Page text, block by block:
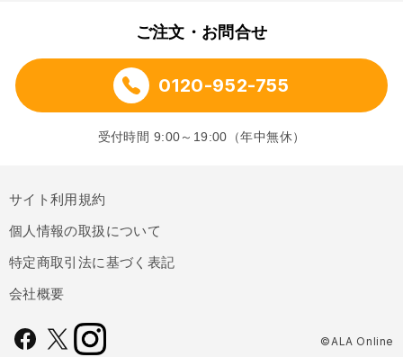
ご注文・お問合せ
0120-952-755
受付時間 9:00～19:00（年中無休）
サイト利用規約
個人情報の取扱について
特定商取引法に基づく表記
会社概要
©ALA Online